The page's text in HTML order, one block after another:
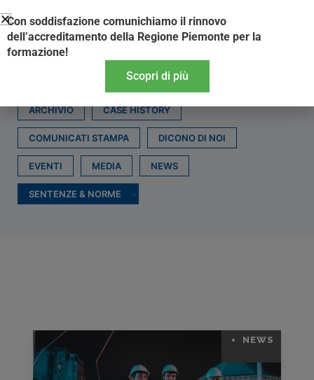
al
contenuto
ARCHIVIO CASE HISTORY
COMUNICATI STAMPA DICONO DI NOI
EVENTI MEDIA NEWS
SENTENZE & NORME
NEWS
Con soddisfazione comunichiamo il rinnovo
dell’accreditamento della Regione Piemonte per la
formazione!
Scopri di più